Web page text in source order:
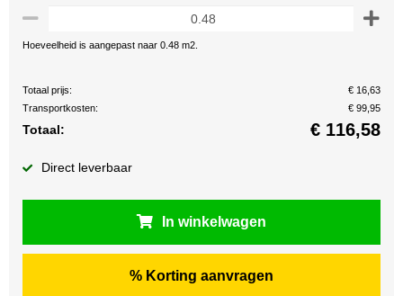
Hoeveelheid is aangepast naar 0.48 m2.
Totaal prijs:
€ 16,63
Transportkosten:
€ 99,95
Totaal: € 116,58
Direct leverbaar
In winkelwagen
% Korting aanvragen